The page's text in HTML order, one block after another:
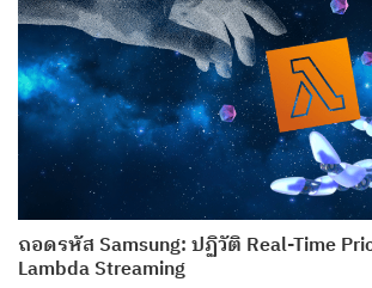
ถอดรหัส Samsung: ปฏิวัติ Real-Time
Lambda Streaming